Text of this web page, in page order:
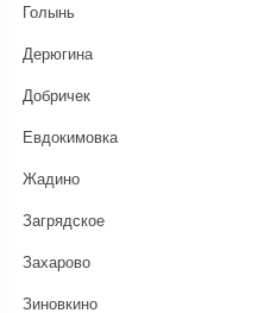
Голынь
Дерюгина
Добричек
Евдокимовка
Жадино
Загрядское
Захарово
Зиновкино